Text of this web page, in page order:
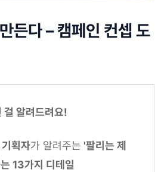
든다 – 캠페인 컨셉 도
알려드려요!
획자가 알려주는 '팔리는 제
13가지 디테일